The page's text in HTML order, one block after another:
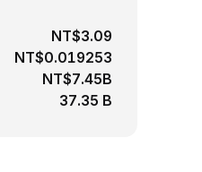
NT$3.09
NT$0.019253
NT$7.45B
37.35 B